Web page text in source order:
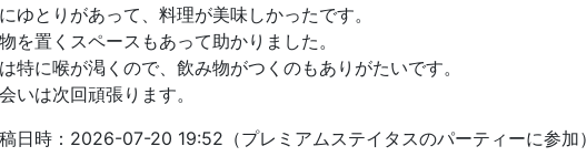
ゆとりがあって、料理が美味しかったです。
を置くスペースもあって助かりました。
特に喉が渇くので、飲み物がつくのもありがたいです。
いは次回頑張ります。
日時：2026-07-20 19:52（プレミアムステイタスのパーティーに参加）